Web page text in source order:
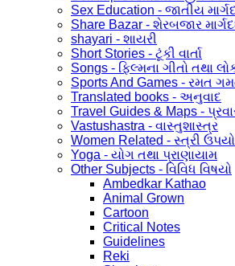
Sex Education - જાતીય
Share Bazar - શેરબજાર
shayari - શાયરી
Short Stories - ટૂંકી વાર્તા
Songs - ફિલ્મના ગીતો તથા
Sports And Games - રમત
Translated books - અનુવાદ
Travel Guides & Maps -
Vastushastra - વાસ્તુશાસ્ત્ર
Women Related - સ્ત્રી
Yoga - યોગ તથા પ્રાણાયામ
Other Subjects - વિવિધ વિષયો
Ambedkar Kathao
Animal Grown
Cartoon
Critical Notes
Guidelines
Reki